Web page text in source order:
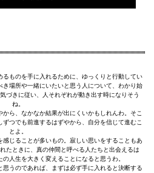
るものを手に入れるために、ゆっくりと行動してい
き場所や一緒にいたいと思う人について、わかり始
づきに従い、人それぞれが動き出す時になりそう
ね。
ら、なかなか結果が出にくいかもしれんわ。そこ
つでも前進するはずやから、自分を信じて進むこ
とよ。
感じることが多いもの。寂しい思いをすることもあ
たときに、真の仲間と呼べる人たちと出会えるは
人生を大きく変えることになると思うわ。
うのであれば、まずは必ず手に入れると決断する